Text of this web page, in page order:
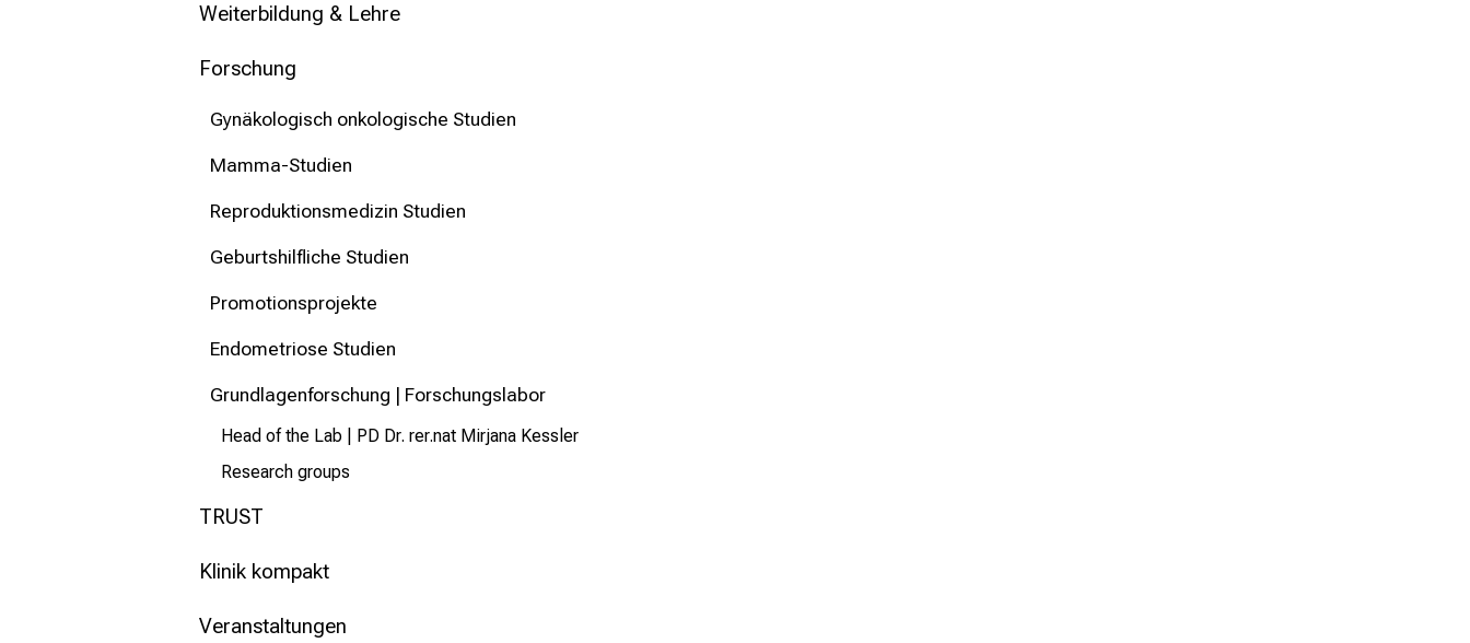
Weiterbildung & Lehre
Forschung
Gynäkologisch onkologische Studien
Mamma-Studien
Reproduktionsmedizin Studien
Geburtshilfliche Studien
Promotionsprojekte
Endometriose Studien
Grundlagenforschung | Forschungslabor
Head of the Lab | PD Dr. rer.nat Mirjana Kessler
Research groups
TRUST
Klinik kompakt
Veranstaltungen
mehr Informationen